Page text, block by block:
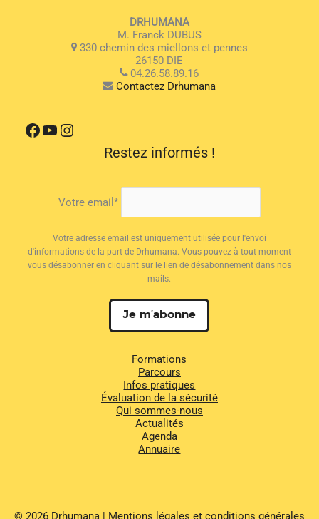
DRHUMANA
M. Franck DUBUS
330 chemin des miellons et pennes
26150 DIE
04.26.58.89.16
Contactez Drhumana
Facebook
YouTube
Instagram
Restez informés !
Votre email*
Votre adresse email est uniquement utilisée pour l'envoi
d'informations de la part de Drhumana. Vous pouvez à tout moment
vous désabonner en cliquant sur le lien de désabonnement dans nos
mails.
Formations
Parcours
Infos pratiques
Évaluation de la sécurité
Qui sommes-nous
Actualités
Agenda
Annuaire
© 2026 Drhumana | Mentions légales et conditions générales